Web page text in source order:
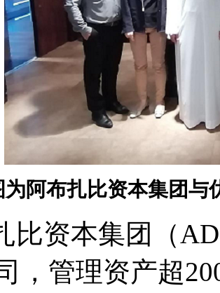
为阿布扎比资本集团
比资本集团（
，管理资产超